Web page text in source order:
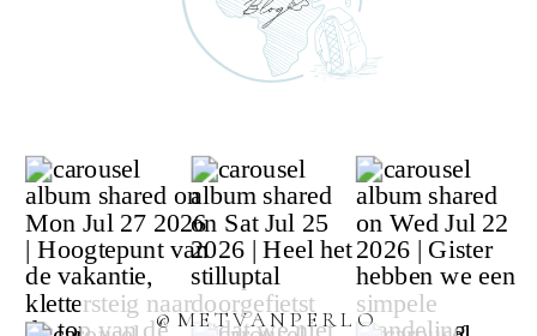
@METVANPERLO